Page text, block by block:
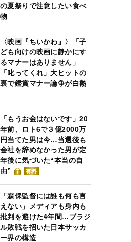
の夏祭りで注意したい食べ
物
〈映画『ちいかわ』〉「子
ども向けの映画に静かにす
るマナーはありません」
「叱ってくれ」大ヒットの
裏で鑑賞マナー論争が白熱
「もうお金はないです」20
年前、ロト6で３億2000万
円当てた男は今…当選後も
会社を辞めなかった男が定
年後に気づいた“本当の自
由”
有料
「森保監督には誰も何も言
えない」メディアも身内も
批判を避けた4年間…ブラジ
ル敗戦を招いた日本サッカ
ー界の構造